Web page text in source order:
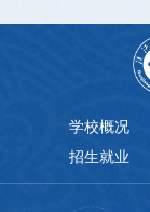
学校概况
招生就业